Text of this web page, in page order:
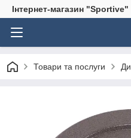
Інтернет-магазин "Sportive"
Товари та послуги